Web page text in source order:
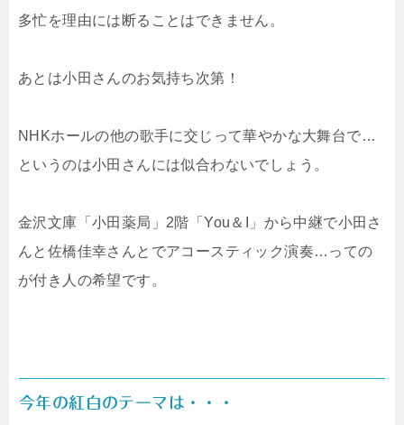
多忙を理由には断ることはできません。
あとは小田さんのお気持ち次第！
NHKホールの他の歌手に交じって華やかな大舞台で…
というのは小田さんには似合わないでしょう。
金沢文庫「小田薬局」2階「You＆I」から中継で小田さ
んと佐橋佳幸さんとでアコースティック演奏…っての
が付き人の希望です。
今年の紅白のテーマは・・・